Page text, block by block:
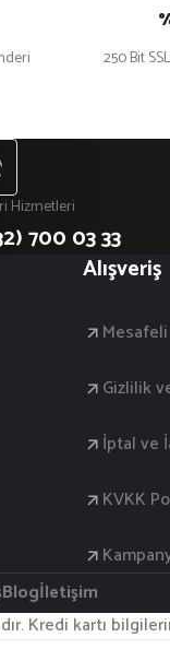
250 Bit
Hizmetleri
700 03 33
Alışveriş
Gizlilik
İptal ve
KVKK
Blogİletişim
Kredi kartı